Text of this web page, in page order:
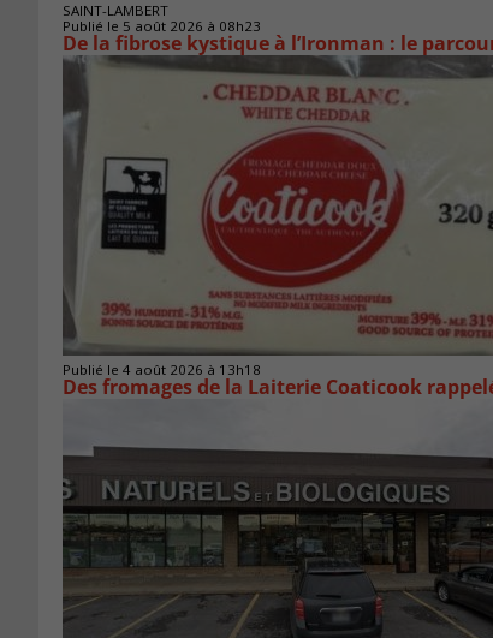
SAINT-LAMBERT
Publié le 5 août 2026 à 08h23
De la fibrose kystique à l’Ironman : le
Publié le 4 août 2026 à 13h18
Des fromages de la Laiterie Coaticook